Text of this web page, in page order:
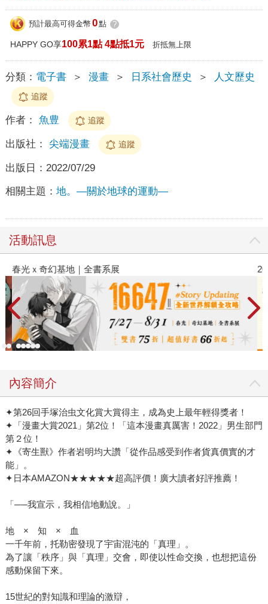
預計最高可得金幣 0點 ?
HAPPY GO享100累1點 4點抵1元 折抵無上限
分類： 電子書 ＞ 漫畫 ＞ 日系社會歷史 ＞ 人文歷史
追蹤
作者： 魚豊 追蹤
出版社： 尖端漫畫 追蹤
出版日： 2022/07/29
相關主題： 地。—關於地球的運動—
活動訊息
春光ｘ奇幻基地｜全書系展
內容簡介
✦第26回手塚治虫文化賞大賞得主，成為史上最年輕得獎者！
✦「漫畫大賞2021」第2位！「這本漫畫真厲害！2022」男生部門
第２位！
✦《寄生獸》作者岩明均大讚「從作品感受到作者貨真價實的才
能」。
✦日本AMAZON★★★★★超高評價！廣大讀者好評推薦！
「──我宣示，我相信地動說。」
地 × 知 × 血
一千年前，托勒密發現了宇宙混沌的「真理」。
為了讓「秩序」與「真理」交會，即使以性命交換，也想把這份
感動保留下來。
15世紀的對知識和理論的激辯，